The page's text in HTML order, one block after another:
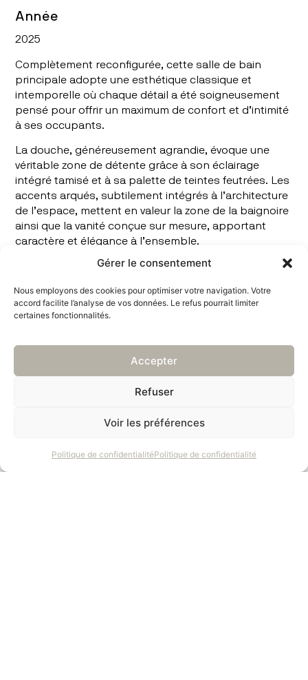
Gérer le consentement
Nous employons des cookies pour optimiser votre navigation. Votre
accord facilite l’analyse de vos données. Le refus pourrait limiter
certaines fonctionnalités.
Accepter
Refuser
Voir les préférences
Politique de confidentialitéPolitique de confidentialité
Année
2025
Complètement reconfigurée, cette salle de bain
principale adopte une esthétique classique et
intemporelle où chaque détail a été soigneusement
pensé pour offrir un maximum de confort et d’intimité
à ses occupants.
La douche, généreusement agrandie, évoque une
véritable zone de détente grâce à son éclairage
intégré tamisé et à sa palette de teintes feutrées. Les
accents arqués, subtilement intégrés à l’architecture
de l’espace, mettent en valeur la zone de la baignoire
ainsi que la vanité conçue sur mesure, apportant
caractère et élégance à l’ensemble.
L’espace toilette est quant à lui entièrement dissimulé
grande intimité tout en préservant la fluidité visuelle
de la pièce.